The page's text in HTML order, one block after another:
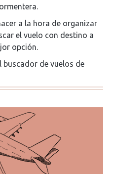
a la hora de organizar
el vuelo con destino a
opción.
buscador de vuelos de